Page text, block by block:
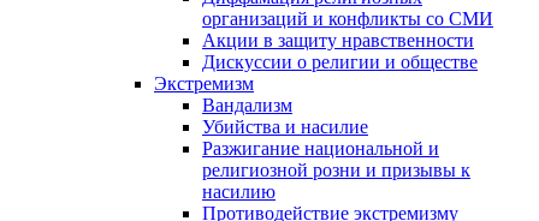
организаций и конфликты со СМИ
Акции в защиту нравственности
Дискуссии о религии и обществе
Экстремизм
Вандализм
Убийства и насилие
Разжигание национальной и
религиозной розни и призывы к
насилию
Противодействие экстремизму